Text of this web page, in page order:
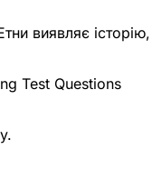
виявляє історію,
Test Questions